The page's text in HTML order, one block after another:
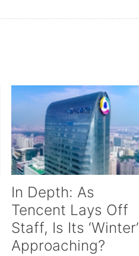
In Depth: As
Tencent Lays Off
Staff, Is Its ‘Winter’
Approaching?